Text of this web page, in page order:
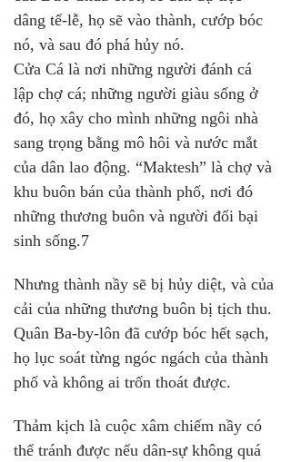
dâng tế-lễ, họ sẽ vào thành, cướp bóc
nó, và sau đó phá hủy nó.
Cửa Cá là nơi những người đánh cá
lập chợ cá; những người giàu sống ở
đó, họ xây cho mình những ngôi nhà
sang trọng bằng mô hôi và nước mắt
của dân lao động. “Maktesh” là chợ và
khu buôn bán của thành phố, nơi đó
những thương buôn và người đổi bại
sinh sống.7
Nhưng thành nầy sẽ bị hủy diệt, và của
cải của những thương buôn bị tịch thu.
Quân Ba-by-lôn đã cướp bóc hết sạch,
họ lục soát từng ngóc ngách của thành
phố và không ai trốn thoát được.
Thảm kịch là cuộc xâm chiếm nầy có
thể tránh được nếu dân-sự không quá